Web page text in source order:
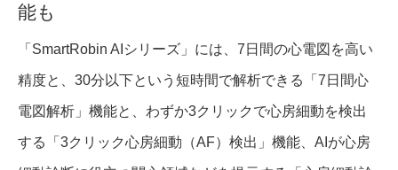
能も
「SmartRobin AIシリーズ」には、7日間の心電図を高い
精度と、30分以下という短時間で解析できる「7日間心
電図解析」機能と、わずか3クリックで心房細動を検出
する「3クリック心房細動（AF）検出」機能、AIが心房